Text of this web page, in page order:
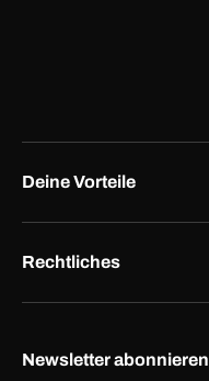
Deine Vorteile
Rechtliches
Newsletter abonnieren